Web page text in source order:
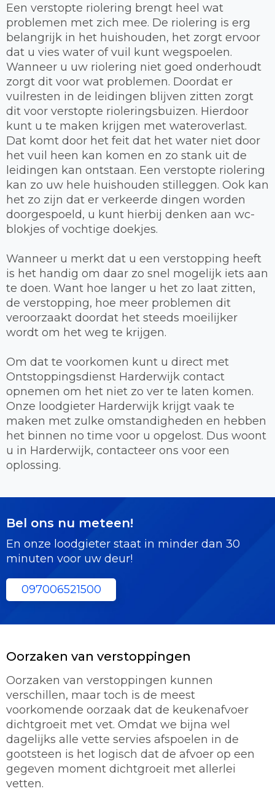
Een verstopte riolering brengt heel wat
problemen met zich mee. De riolering is erg
belangrijk in het huishouden, het zorgt ervoor
dat u vies water of vuil kunt wegspoelen.
Wanneer u uw riolering niet goed onderhoudt
zorgt dit voor wat problemen. Doordat er
vuilresten in de leidingen blijven zitten zorgt
dit voor verstopte rioleringsbuizen. Hierdoor
kunt u te maken krijgen met wateroverlast.
Dat komt door het feit dat het water niet door
het vuil heen kan komen en zo stank uit de
leidingen kan ontstaan. Een verstopte riolering
kan zo uw hele huishouden stilleggen. Ook kan
het zo zijn dat er verkeerde dingen worden
doorgespoeld, u kunt hierbij denken aan wc-
blokjes of vochtige doekjes.
Wanneer u merkt dat u een verstopping heeft
is het handig om daar zo snel mogelijk iets aan
te doen. Want hoe langer u het zo laat zitten,
de verstopping, hoe meer problemen dit
veroorzaakt doordat het steeds moeilijker
wordt om het weg te krijgen.
Om dat te voorkomen kunt u direct met
Ontstoppingsdienst Harderwijk contact
opnemen om het niet zo ver te laten komen.
Onze loodgieter Harderwijk krijgt vaak te
maken met zulke omstandigheden en hebben
het binnen no time voor u opgelost. Dus woont
u in Harderwijk, contacteer ons voor een
oplossing.
Bel ons nu meteen!
En onze loodgieter staat in minder dan 30
minuten voor uw deur!
097006521500
Oorzaken van verstoppingen
Oorzaken van verstoppingen kunnen
verschillen, maar toch is de meest
voorkomende oorzaak dat de keukenafvoer
dichtgroeit met vet. Omdat we bijna wel
dagelijks alle vette servies afspoelen in de
gootsteen is het logisch dat de afvoer op een
gegeven moment dichtgroeit met allerlei
vetten.